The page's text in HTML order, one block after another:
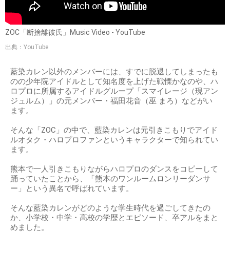
ZOC「断捨離彼氏」Music Video - YouTube
出典：YouTube
藍染カレン以外のメンバーには、すでに脱退してしまったも
のの少年院アイドルとして知名度を上げた戦慄かなのや、ハ
ロプロに所属するアイドルグループ「スマイレージ（現アン
ジュルム）」の元メンバー・福田花音（巫 まろ）などがい
ます。
そんな「ZOC」の中で、藍染カレンは元引きこもりでアイド
ルオタク・ハロプロファンというキャラクターで知られてい
ます。
熊本で一人引きこもりながらハロプロのダンスをコピーして
踊っていたことから、「熊本のワンルームロンリーダンサ
ー」という異名で呼ばれています。
そんな藍染カレンがどのような学生時代を過ごしてきたの
か、小学校・中学・高校の学歴とエピソード、卒アルをまと
めました。